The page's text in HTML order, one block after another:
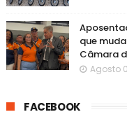
que
Câmara
Agosto
FACEBOOK